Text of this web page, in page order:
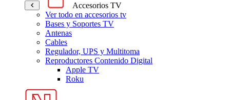
Accesorios TV
Ver todo en accesorios tv
Bases y Soportes TV
Antenas
Cables
Regulador, UPS y Multitoma
Reproductores Contenido Digital
Apple TV
Roku